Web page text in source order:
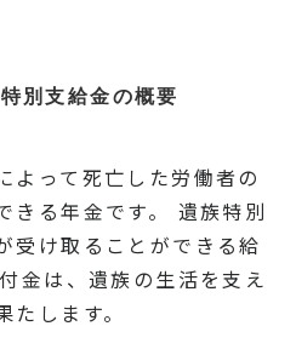
別支給金の概要
よって死亡した労働者の
きる年金です。 遺族特別
受け取ることができる給
金は、遺族の生活を支え
します。